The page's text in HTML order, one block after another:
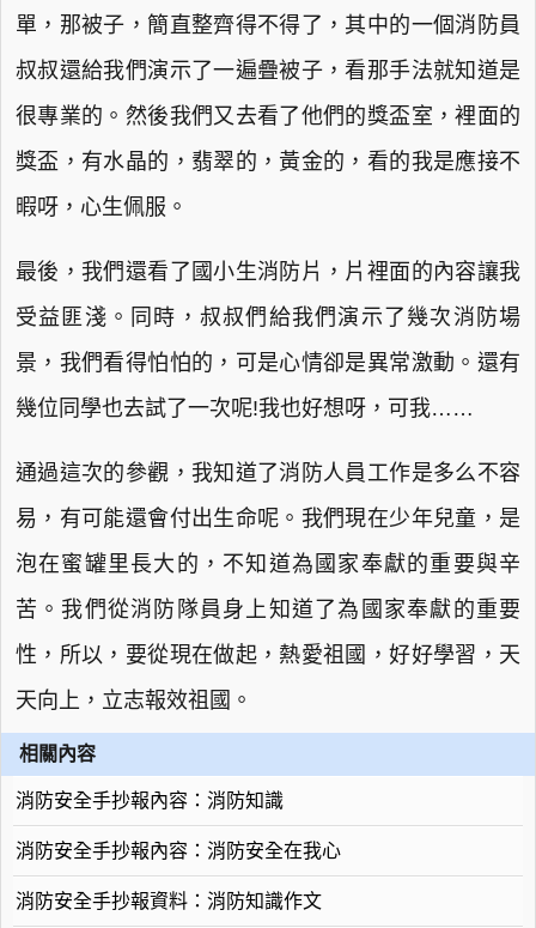
單，那被子，簡直整齊得不得了，其中的一個消防員
叔叔還給我們演示了一遍疊被子，看那手法就知道是
很專業的。然後我們又去看了他們的獎盃室，裡面的
獎盃，有水晶的，翡翠的，黃金的，看的我是應接不
暇呀，心生佩服。
最後，我們還看了國小生消防片，片裡面的內容讓我
受益匪淺。同時，叔叔們給我們演示了幾次消防場
景，我們看得怕怕的，可是心情卻是異常激動。還有
幾位同學也去試了一次呢!我也好想呀，可我……
通過這次的參觀，我知道了消防人員工作是多么不容
易，有可能還會付出生命呢。我們現在少年兒童，是
泡在蜜罐里長大的，不知道為國家奉獻的重要與辛
苦。我們從消防隊員身上知道了為國家奉獻的重要
性，所以，要從現在做起，熱愛祖國，好好學習，天
天向上，立志報效祖國。
相關內容
消防安全手抄報內容：消防知識
消防安全手抄報內容：消防安全在我心
消防安全手抄報資料：消防知識作文